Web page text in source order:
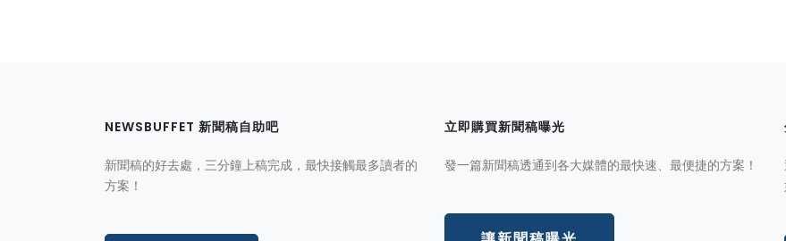
NEWSBUFFET 新聞稿自助吧
新聞稿的好去處，三分鐘上稿完成，最快接觸最多讀者的
方案！
立即購買新聞稿曝光
發一篇新聞稿透通到各大媒體的最快速、最便捷的方案！